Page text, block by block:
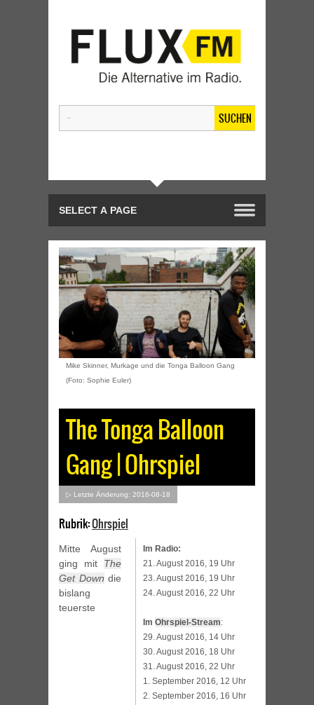
SUCHEN
Mike Skinner, Murkage und die Tonga Balloon Gang
(Foto: Sophie Euler)
The Tonga Balloon
Gang | Ohrspiel
▷ Letzte Änderung: 2016-08-18
Rubrik:Ohrspiel
Im Radio:
21. August 2016, 19 Uhr
23. August 2016, 19 Uhr
24. August 2016, 22 Uhr
Im Ohrspiel-Stream:
29. August 2016, 14 Uhr
30. August 2016, 18 Uhr
31. August 2016, 22 Uhr
1. September 2016, 12 Uhr
2. September 2016, 16 Uhr
Mitte August
ging mit The
Get Down die
bislang
teuerste